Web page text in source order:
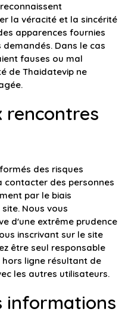
la véracité et la sincérité
apparences fournies
Dans le cas
fauses ou mal
de Thaidatevip ne
rencontres
des risques
contacter des personnes
par le biais
Nous vous
d'une extrême prudence
inscrivant sur le site
être seul responsable
ligne résultant de
les autres utilisateurs.
informations